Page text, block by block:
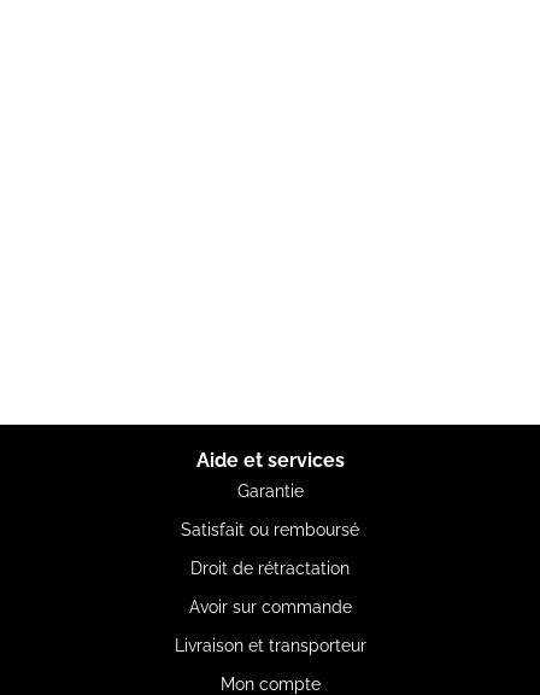
Aide et services
Garantie
Satisfait ou remboursé
Droit de rétractation
Avoir sur commande
Livraison et transporteur
Mon compte